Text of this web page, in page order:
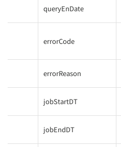
queryEnDate
errorCode
errorReason
jobStartDT
jobEndDT